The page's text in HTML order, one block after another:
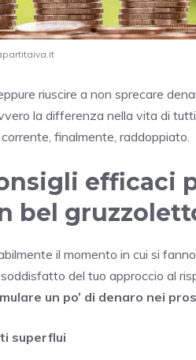
riuscire a non sprecare
la differenza nella vita di
finalmente, raddoppiato.
efficaci
bel
il momento in cui si
del tuo approccio al
un po’ di denaro nei
superflui